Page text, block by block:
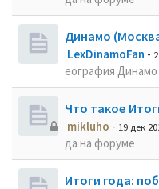
Динамо
LexDinamoFan -
еография Динамо
Что такое
mikluho - 19 дек
да на форуме
Итоги года: